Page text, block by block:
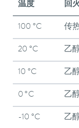
温度 回
100 °C 传
20 °C 乙
10 °C 乙
0 °C 乙
-10 °C 乙